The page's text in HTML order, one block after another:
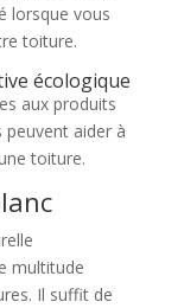
lorsque vous
toiture.
écologique
aux produits
peuvent aider à
toiture.
multitude
Il suffit de